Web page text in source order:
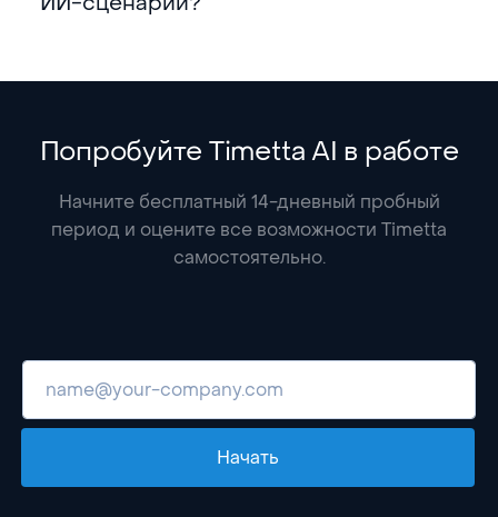
Попробуйте Timetta AI в работе
Начните бесплатный 14-дневный пробный
период и оцените все возможности Timetta
самостоятельно.
Начать